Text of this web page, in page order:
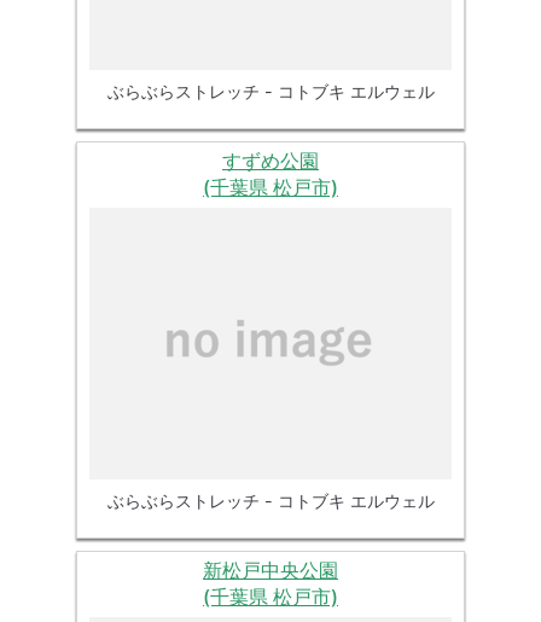
ぶらぶらストレッチ - コトブキ エルウェル
すずめ公園
(千葉県 松戸市)
ぶらぶらストレッチ - コトブキ エルウェル
新松戸中央公園
(千葉県 松戸市)